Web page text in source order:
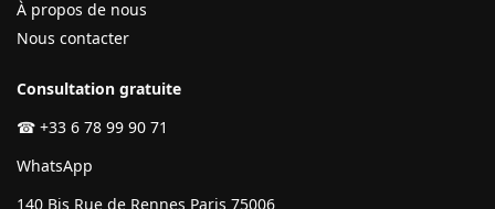
À propos de nous
Nous contacter
Consultation gratuite
☎ +33 6 78 99 90 71
WhatsApp
140 Bis Rue de Rennes Paris 75006